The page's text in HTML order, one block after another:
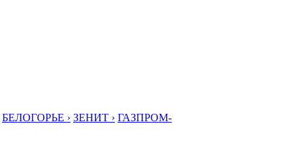
БЕЛОГОРЬЕ › ЗЕНИТ › ГАЗПРОМ-